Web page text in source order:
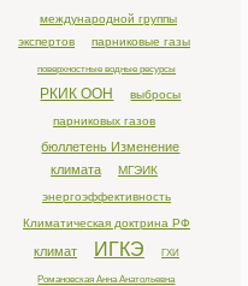
международной группы
экспертов
парниковые газы
поверхностные водные ресурсы
РКИК ООН
выбросы
парниковых газов
бюллетень Изменение
климата
МГЭИК
энергоэффективность
Климатическая доктрина РФ
климат ИГКЭ ГХИ
Романовская Анна Анатольевна